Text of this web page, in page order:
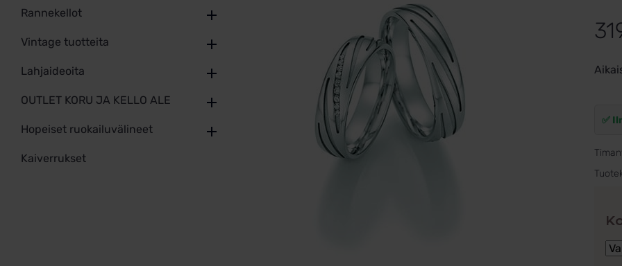
Rannekellot
Vintage tuotteita
Lahjaideoita
OUTLET KORU JA KELLO ALE
Hopeiset ruokailuvälineet
Kaiverrukset
✅